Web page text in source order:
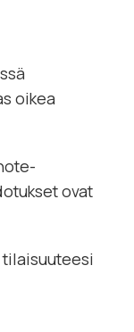
oikea
ovat
tilaisuuteesi